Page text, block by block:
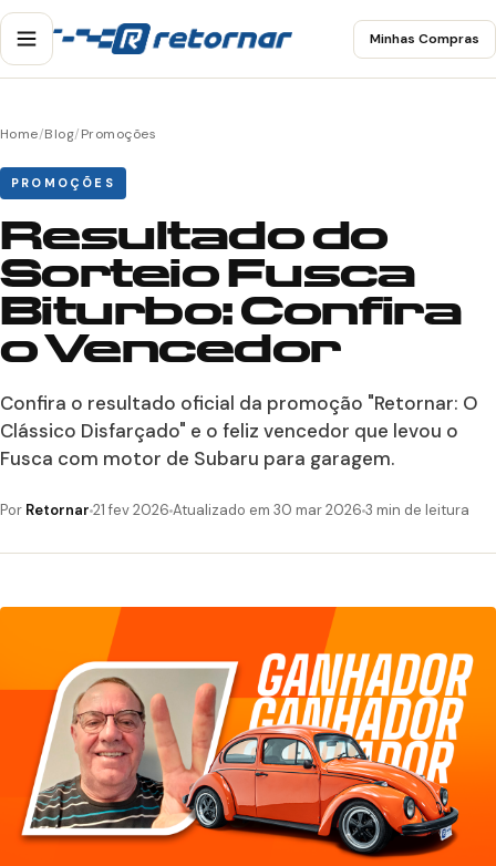
Minhas Compras
Home/Blog/Promoções
PROMOÇÕES
Resultado do
Sorteio Fusca
Biturbo: Confira
o Vencedor
Confira o resultado oficial da promoção "Retornar: O
Clássico Disfarçado" e o feliz vencedor que levou o
Fusca com motor de Subaru para garagem.
Por Retornar 21 fev 2026 Atualizado em 30 mar 2026 3 min de leitura